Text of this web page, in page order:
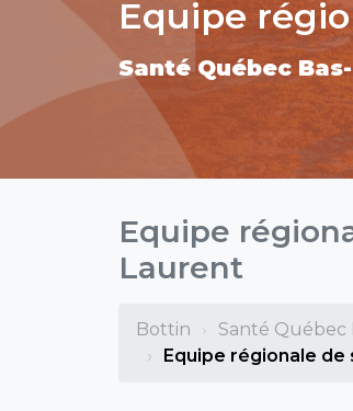
Equipe
Santé Québec
Equipe
Laurent
Bottin
Santé Québec
Equipe régionale de